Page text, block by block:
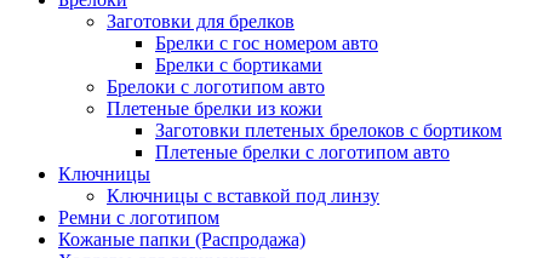
Заготовки для брелков
Брелки с гос номером авто
Брелки с бортиками
Брелоки с логотипом авто
Плетеные брелки из кожи
Заготовки плетеных брелоков с бортиком
Плетеные брелки с логотипом авто
Ключницы
Ключницы с вставкой под линзу
Ремни с логотипом
Кожаные папки (Распродажа)